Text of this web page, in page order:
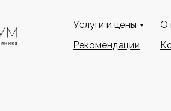
О
Рекомендации
Услуги и цены